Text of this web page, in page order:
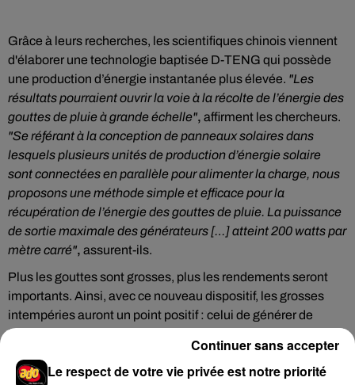
Grâce à leurs recherches, les scientifiques chinois viennent
d'élaborer une technologie baptisée D-TENG qui possède
une production d’énergie instantanée plus élevée. "Les
résultats pourraient ouvrir la voie à la récolte de l’énergie des
gouttes de pluie à grande échelle", affirment les chercheurs.
"Se référant à la conception de panneaux solaires dans
lesquels plusieurs unités de production d’énergie solaire
sont connectées en parallèle pour alimenter la charge, nous
proposons une méthode simple et efficace pour la
récupération de l’énergie des gouttes de pluie. La puissance
de sortie maximale des générateurs […] atteint 200 watts par
mètre carré", assurent-ils.
Plus les gouttes sont grosses, plus les rendements seront
importants. Ainsi, avec ce nouveau dispositif, les grosses
intempéries auront un point positif : celui de générer de
l'électricité. Ne reste plus qu'à développer cette invention et
la mettre à la portée du grand public.
Le respect de votre vie privée est notre priorité
Continuer sans accepter